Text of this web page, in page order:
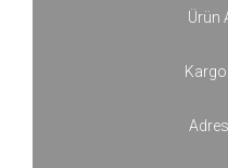
Ürün